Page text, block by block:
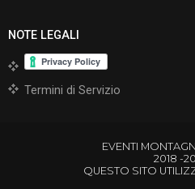
NOTE LEGALI
Termini di Servizio
EVENTI
2018 -
QUESTO SITO